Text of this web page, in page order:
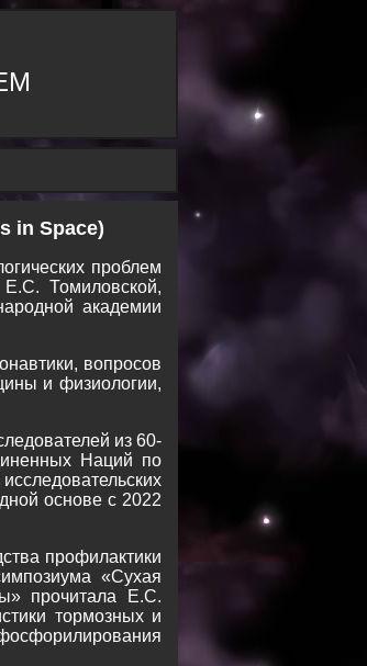
in Space)
проблем
Томиловской,
академии
вопросов
и физиологии,
из 60-
Наций по
основе с 2022
профилактики
«Сухая
прочитала Е.С.
тормозных и